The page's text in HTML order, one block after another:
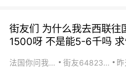
街友们 为什么我去西联往
1500呀 不是能5-6千吗
法国你问我答 街友64823891